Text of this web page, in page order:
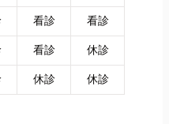
看診
看診
看診
休診
休診 休診